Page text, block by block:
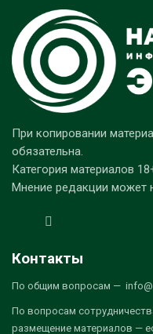
При копировании
обязательна.
Категория материалов
Мнение редакции может
Контакты
По общим вопросам —
По вопросам
размещение материалов —